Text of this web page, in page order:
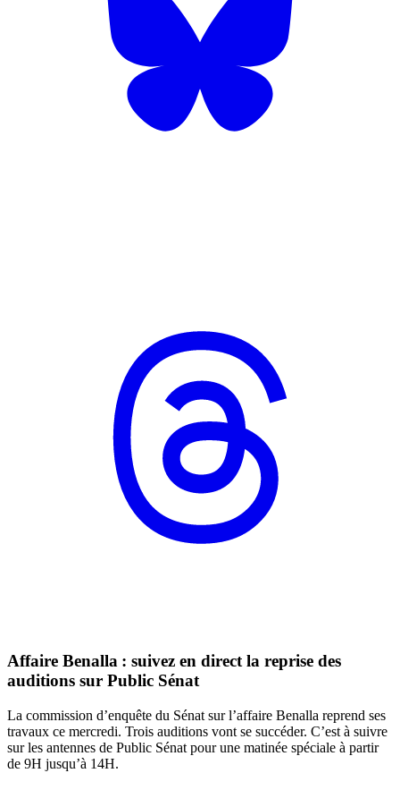
Affaire Benalla : suivez en direct la reprise des
auditions sur Public Sénat
La commission d’enquête du Sénat sur l’affaire Benalla reprend ses
travaux ce mercredi. Trois auditions vont se succéder. C’est à suivre
sur les antennes de Public Sénat pour une matinée spéciale à partir
de 9H jusqu’à 14H.